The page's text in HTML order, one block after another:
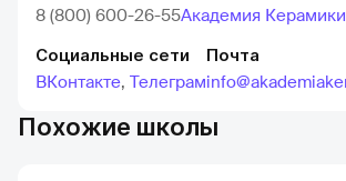
8 (800) 600-26-55Академия Керамики
Социальные сети
ВКонтакте, Телеграм
Почта
Похожие школы